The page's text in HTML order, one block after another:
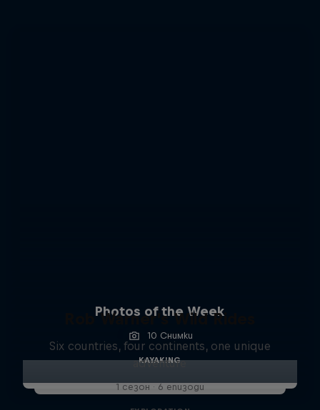
Photos of the Week
10 Снимки
KAYAKING
Rob Warner’s Wild Rides
Six countries, four continents, one unique
adventure
1 сезон · 6 епизоди